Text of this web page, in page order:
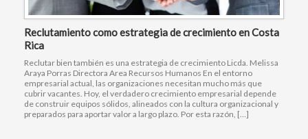
Reclutamiento como estrategia de crecimiento en Costa
Rica
Reclutar bien también es una estrategia de crecimiento Licda. Melissa
Araya Porras Directora Area Recursos Humanos En el entorno
empresarial actual, las organizaciones necesitan mucho más que
cubrir vacantes. Hoy, el verdadero crecimiento empresarial depende
de construir equipos sólidos, alineados con la cultura organizacional y
preparados para aportar valor a largo plazo. Por esta razón, […]